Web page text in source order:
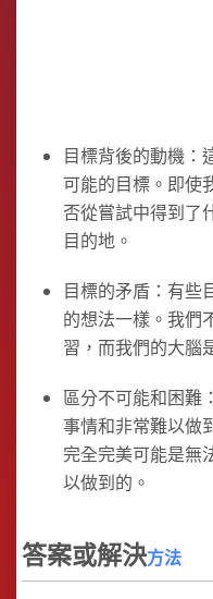
目標背後的動機：
可能的目標。即使
否從嘗試中得到了
目的地。
目標的矛盾：有些
的想法一樣。我們
習，而我們的大腦
區分不可能和困難
事情和非常難以做
完全完美可能是無
以做到的。
答案或解決方法